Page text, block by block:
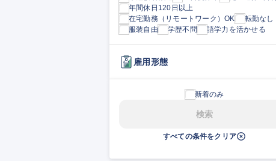
年間休日120日以上
在宅勤務（リモートワーク）OK
転勤なし
服装自由
学歴不問 語学力を活かせる
雇用形態
新着のみ
検索
すべての条件をクリア